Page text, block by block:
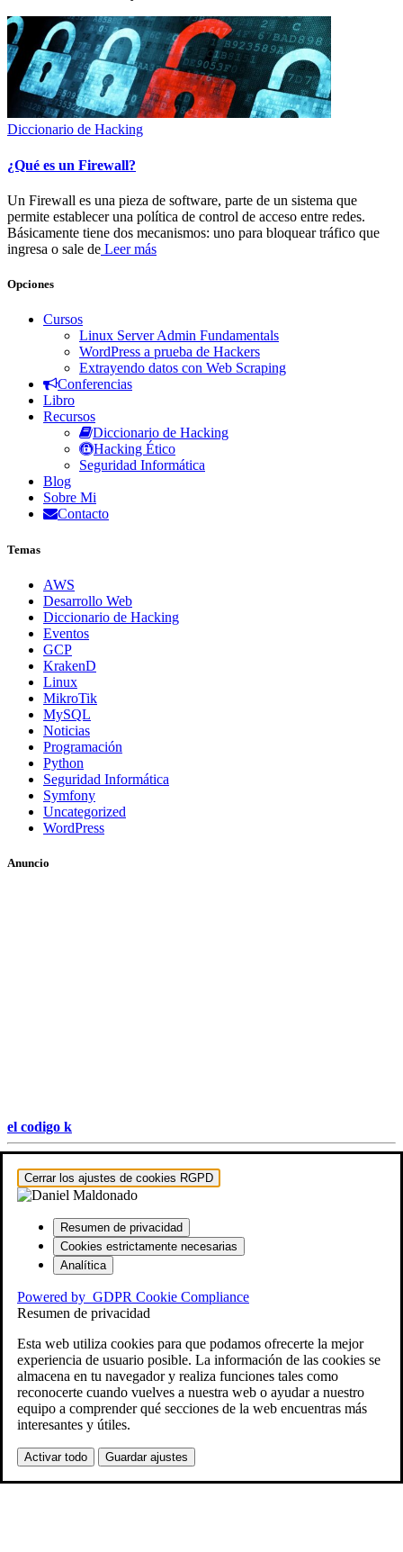
Diccionario de Hacking
¿Qué es un Firewall?
Un Firewall es una pieza de software, parte de un sistema que
permite establecer una política de control de acceso entre redes.
Básicamente tiene dos mecanismos: uno para bloquear tráfico que
ingresa o sale de Leer más
Opciones
Cursos
Linux Server Admin Fundamentals
WordPress a prueba de Hackers
Extrayendo datos con Web Scraping
Conferencias
Libro
Recursos
Diccionario de Hacking
Hacking Ético
Seguridad Informática
Blog
Sobre Mi
Contacto
Temas
AWS
Desarrollo Web
Diccionario de Hacking
Eventos
GCP
KrakenD
Linux
MikroTik
MySQL
Noticias
Programación
Python
Seguridad Informática
Symfony
Uncategorized
WordPress
Anuncio
el codigo k
Hestia | Desarrollado porThemeIsle
Cerrar los ajustes de cookies RGPD
Resumen de privacidad
Cookies estrictamente necesarias
Analítica
Powered by GDPR Cookie Compliance
Resumen de privacidad
Esta web utiliza cookies para que podamos ofrecerte la mejor
experiencia de usuario posible. La información de las cookies se
almacena en tu navegador y realiza funciones tales como
reconocerte cuando vuelves a nuestra web o ayudar a nuestro
equipo a comprender qué secciones de la web encuentras más
interesantes y útiles.
Activar todo Guardar ajustes